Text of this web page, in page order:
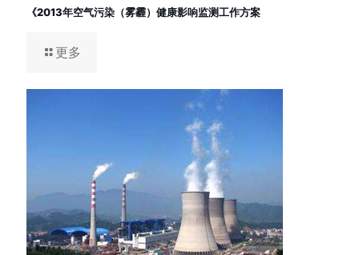
《2013年空气污染（雾霾）健康影响监测工作方案
更多